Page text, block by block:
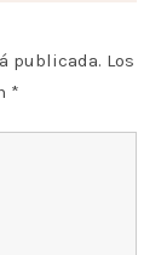
publicada. Los
*